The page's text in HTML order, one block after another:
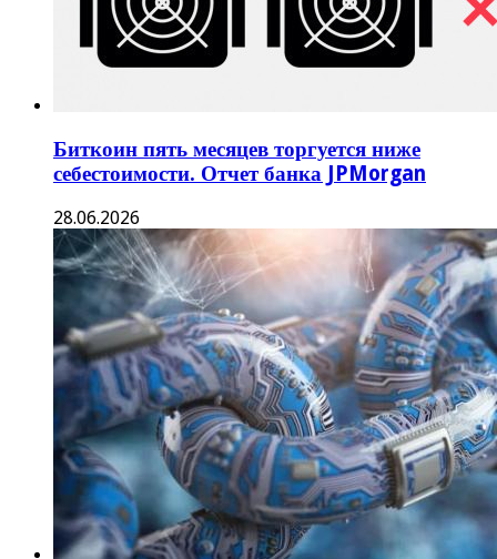
Биткоин пять месяцев торгуется ниже
себестоимости. Отчет банка JPMorgan
28.06.2026